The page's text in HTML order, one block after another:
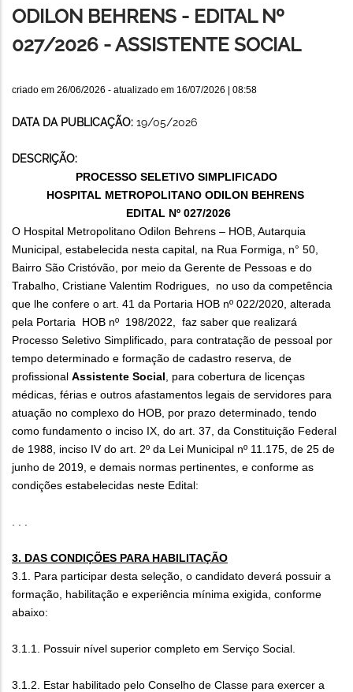
ODILON BEHRENS - EDITAL Nº
027/2026 - ASSISTENTE SOCIAL
criado em 26/06/2026 - atualizado em 16/07/2026 | 08:58
DATA DA PUBLICAÇÃO: 19/05/2026
DESCRIÇÃO:
PROCESSO SELETIVO SIMPLIFICADO
HOSPITAL METROPOLITANO ODILON BEHRENS
EDITAL Nº 027/2026
O Hospital Metropolitano Odilon Behrens – HOB, Autarquia
Municipal, estabelecida nesta capital, na Rua Formiga, n° 50,
Bairro São Cristóvão, por meio da Gerente de Pessoas e do
Trabalho, Cristiane Valentim Rodrigues, no uso da competência
que lhe confere o art. 41 da Portaria HOB nº 022/2020, alterada
pela Portaria HOB nº 198/2022, faz saber que realizará
Processo Seletivo Simplificado, para contratação de pessoal por
tempo determinado e formação de cadastro reserva, de
profissional Assistente Social , para cobertura de licenças
médicas, férias e outros afastamentos legais de servidores para
atuação no complexo do HOB, por prazo determinado, tendo
como fundamento o inciso IX, do art. 37, da Constituição Federal
de 1988, inciso IV do art. 2º da Lei Municipal nº 11.175, de 25 de
junho de 2019, e demais normas pertinentes, e conforme as
condições estabelecidas neste Edital:
3. DAS CONDIÇÕES PARA HABILITAÇÃO
3.1. Para participar desta seleção, o candidato deverá possuir a
formação, habilitação e experiência mínima exigida, conforme
abaixo:
3.1.1. Possuir nível superior completo em Serviço Social.
3.1.2. Estar habilitado pelo Conselho de Classe para exercer a